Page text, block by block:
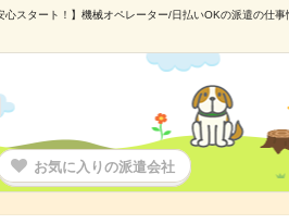
心スタート！】機械オペレーター/日払いOKの派遣の
お気に入りの派遣会社